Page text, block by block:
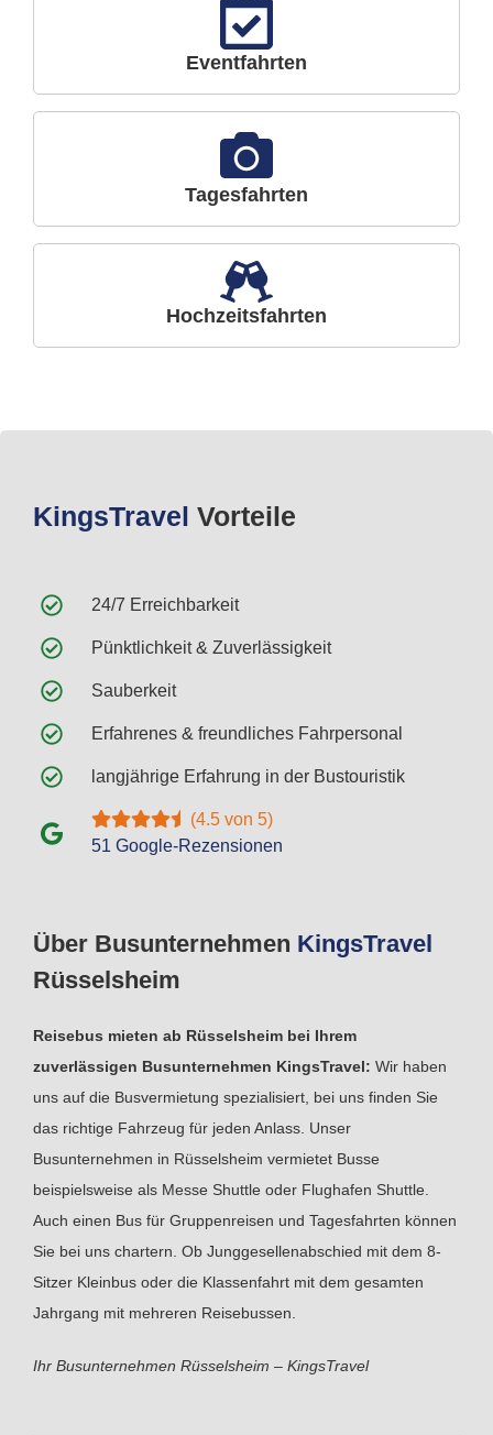
Eventfahrten
Tagesfahrten
Hochzeitsfahrten
Über Busunternehmen KingsTravel
Rüsselsheim
Reisebus mieten ab Rüsselsheim bei Ihrem
zuverlässigen Busunternehmen KingsTravel: Wir haben
uns auf die Busvermietung spezialisiert, bei uns finden Sie
das richtige Fahrzeug für jeden Anlass. Unser
Busunternehmen in Rüsselsheim vermietet Busse
beispielsweise als Messe Shuttle oder Flughafen Shuttle.
Auch einen Bus für Gruppenreisen und Tagesfahrten können
Sie bei uns chartern. Ob Junggesellenabschied mit dem 8-
Sitzer Kleinbus oder die Klassenfahrt mit dem gesamten
Jahrgang mit mehreren Reisebussen.
Ihr Busunternehmen Rüsselsheim – KingsTravel
KingsTravel Vorteile
24/7 Erreichbarkeit
Pünktlichkeit & Zuverlässigkeit
Sauberkeit
Erfahrenes & freundliches Fahrpersonal
langjährige Erfahrung in der Bustouristik
(4.5 von 5)
51 Google-Rezensionen